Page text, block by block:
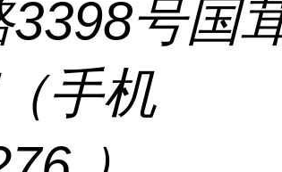
号国
手机